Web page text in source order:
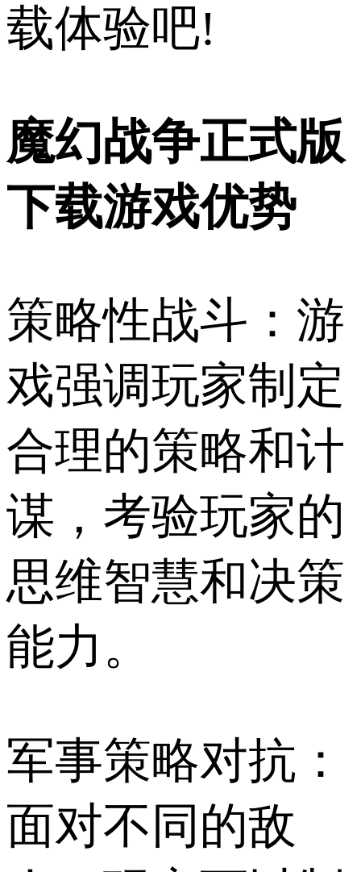
载体验吧!
魔幻战争正式版
下载游戏优势
策略性战斗：游
戏强调玩家制定
合理的策略和计
谋，考验玩家的
思维智慧和决策
能力。
军事策略对抗：
面对不同的敌